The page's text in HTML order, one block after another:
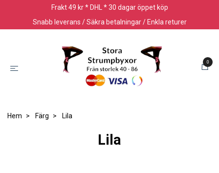
Frakt 49 kr * DHL * 30 dagar öppet köp
Snabb leverans / Säkra betalningar / Enkla returer
0
Hem Färg Lila
Lila